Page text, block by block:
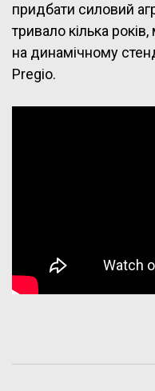
придбати силовий
тривало кілька
на динамічному
Pregio.